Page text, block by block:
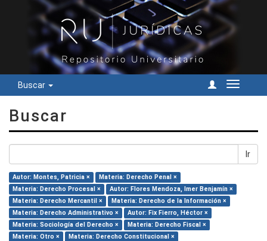
Buscar
Cambiar
Buscar
Ir
Autor: Montes, Patricia ×
Materia: Derecho Penal ×
Materia: Derecho Procesal ×
Autor: Flores Mendoza, Imer Benjamín ×
Materia: Derecho Mercantil ×
Materia: Derecho de la Información ×
Materia: Derecho Administrativo ×
Autor: Fix Fierro, Héctor ×
Materia: Sociología del Derecho ×
Materia: Derecho Fiscal ×
Materia: Otro ×
Materia: Derecho Constitucional ×